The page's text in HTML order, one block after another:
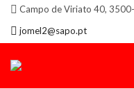
Campo de Viriato 40,
jomel2@sapo.pt